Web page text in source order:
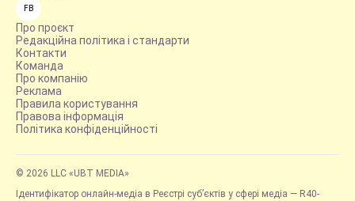
FB
Про проєкт
Редакційна політика і стандарти
Контакти
Команда
Про компанію
Реклама
Правила користування
Правова інформація
Політика конфіденційності
© 2026 LLC «UBT MEDIA»
Ідентифікатор онлайн-медіа в Реєстрі суб’єктів у сфері медіа — R40-